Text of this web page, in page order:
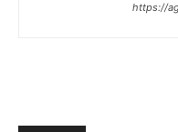
https://